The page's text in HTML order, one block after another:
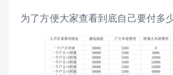
为了方便大家查看到底自己要付多